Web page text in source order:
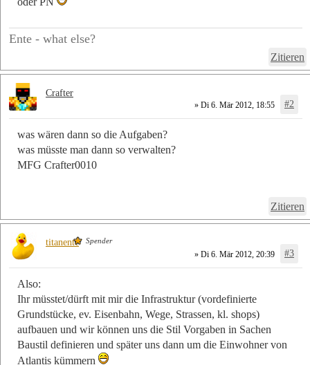
Ente - what else?
Zitieren
» Di 6. Mär 2012, 18:55 #2
was wären dann so die Aufgaben?
was müsste man dann so verwalten?
MFG Crafter0010
Zitieren
Crafter
» Di 6. Mär 2012, 20:39 #3
Also:
Ihr müsstet/dürft mit mir die Infrastruktur (vordefinierte
Grundstücke, ev. Eisenbahn, Wege, Strassen, kl. shops)
aufbauen und wir können uns die Stil Vorgaben in Sachen
Baustil definieren und später uns dann um die Einwohner von
Atlantis kümmern
titanente Spender